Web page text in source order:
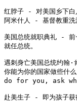
红脖子 - 对美国乡下白
阿米什人 - 基督教重洗
美国总统就职典礼 - 前
就任总统。
遇刺身亡美国总统约翰·
你能为你的国家做些
do for you, ask
赴美生子 - 即为孩子获